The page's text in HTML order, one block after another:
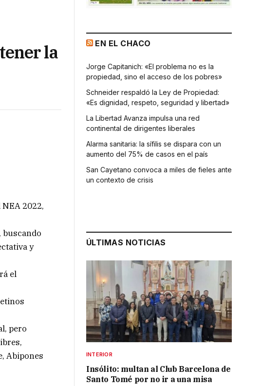
la
2022,
buscando
y
el
pero
Abipones
EN EL CHACO
Jorge Capitanich: «El problema no es la
propiedad, sino el acceso de los pobres»
Schneider respaldó la Ley de Propiedad:
«Es dignidad, respeto, seguridad y libertad»
La Libertad Avanza impulsa una red
continental de dirigentes liberales
Alarma sanitaria: la sífilis se dispara con un
aumento del 75% de casos en el país
San Cayetano convoca a miles de fieles ante
un contexto de crisis
ÚLTIMAS NOTICIAS
INTERIOR
Insólito: multan al Club Barcelona de
Santo Tomé por no ir a una misa